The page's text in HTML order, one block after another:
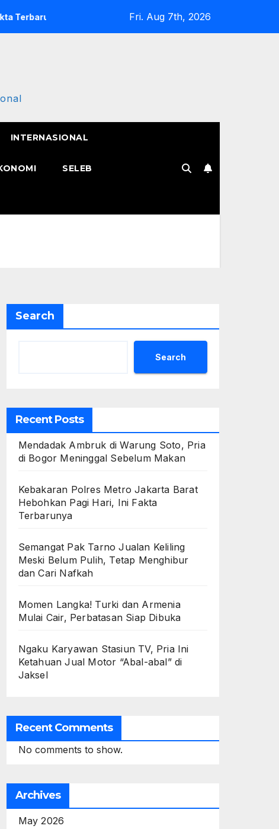
Semangat Pak Tarno Jualan Keliling Meski Belum
Fri. Aug 7th, 2026
INTERNASIONAL
SELEB
Search
Search
Recent Posts
Mendadak Ambruk di Warung Soto, Pria
di Bogor Meninggal Sebelum Makan
Kebakaran Polres Metro Jakarta Barat
Hebohkan Pagi Hari, Ini Fakta
Terbarunya
Semangat Pak Tarno Jualan Keliling
Meski Belum Pulih, Tetap Menghibur
dan Cari Nafkah
Momen Langka! Turki dan Armenia
Mulai Cair, Perbatasan Siap Dibuka
Ngaku Karyawan Stasiun TV, Pria Ini
Ketahuan Jual Motor “Abal-abal” di
Jaksel
Recent Comments
No comments to show.
Archives
May 2026